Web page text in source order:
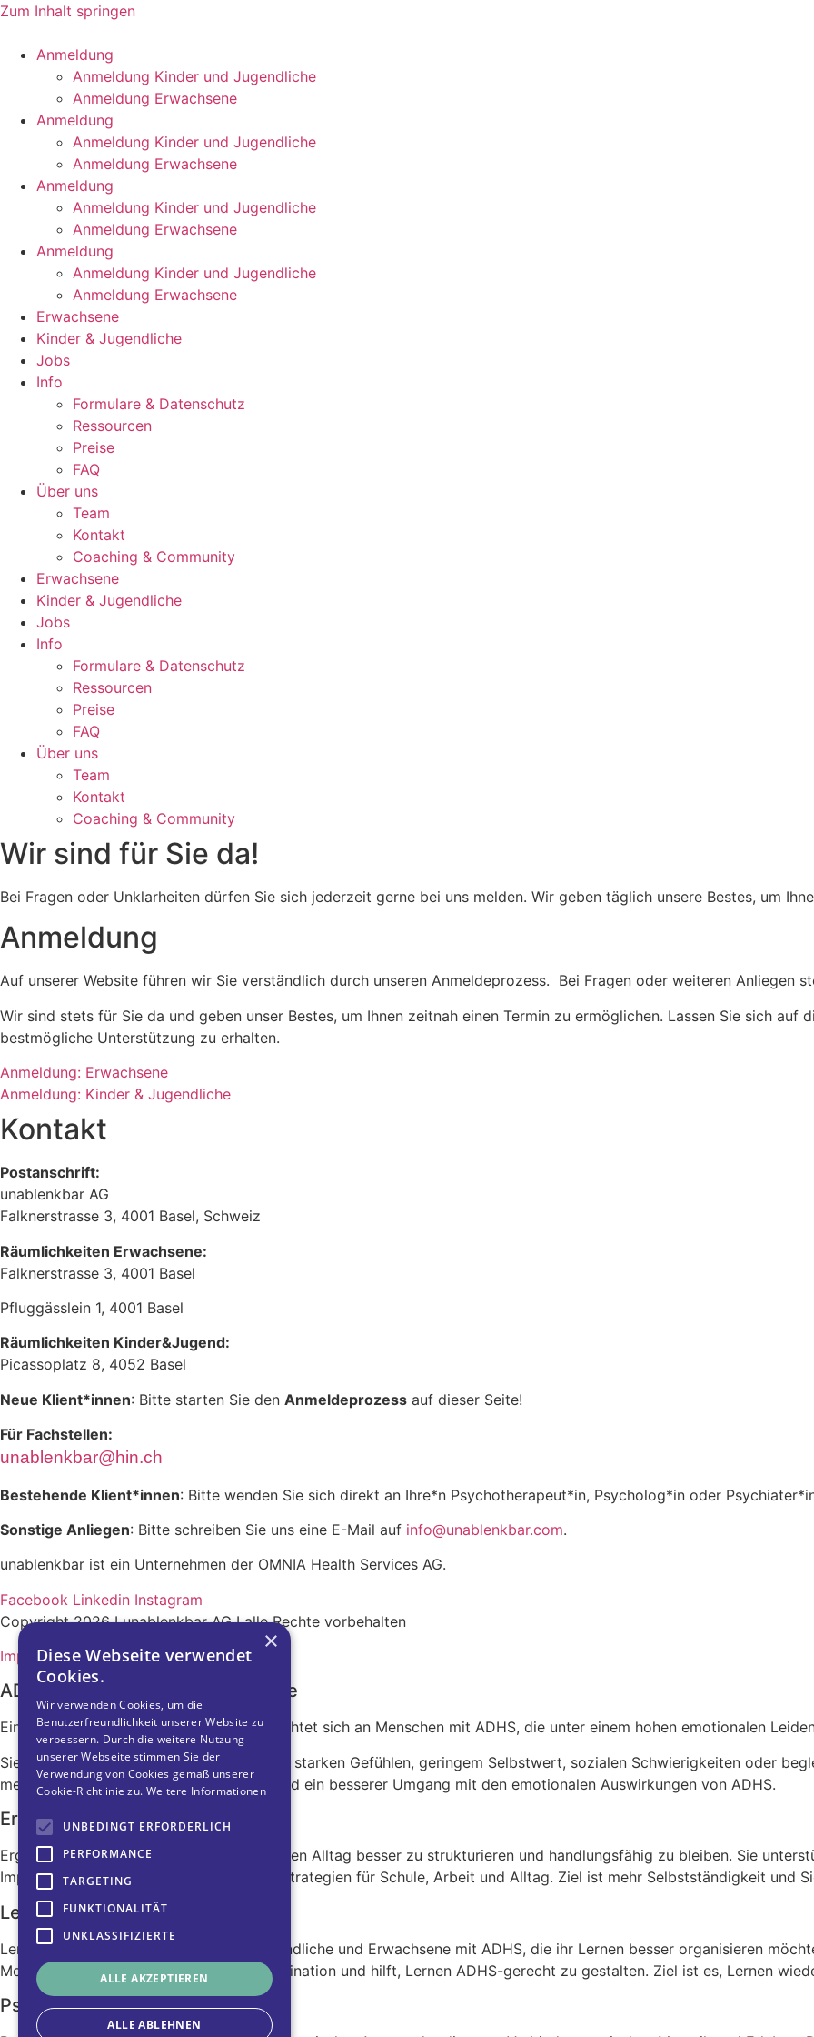
Zum Inhalt springen
Anmeldung
Anmeldung Kinder und Jugendliche
Anmeldung Erwachsene
Anmeldung
Anmeldung Kinder und Jugendliche
Anmeldung Erwachsene
Anmeldung
Anmeldung Kinder und Jugendliche
Anmeldung Erwachsene
Anmeldung
Anmeldung Kinder und Jugendliche
Anmeldung Erwachsene
Erwachsene
Kinder & Jugendliche
Jobs
Info
Formulare & Datenschutz
Ressourcen
Preise
FAQ
Über uns
Team
Kontakt
Coaching & Community
Erwachsene
Kinder & Jugendliche
Jobs
Info
Formulare & Datenschutz
Ressourcen
Preise
FAQ
Über uns
Team
Kontakt
Coaching & Community
Wir sind für Sie da!
Bei Fragen oder Unklarheiten dürfen Sie sich jederzeit gerne bei uns melden. Wir geben täglich unsere Bestes, um
Anmeldung
Auf unserer Website führen wir Sie verständlich durch unseren Anmeldeprozess. Bei Fragen oder weiteren Anliegen
Wir sind stets für Sie da und geben unser Bestes, um Ihnen zeitnah einen Termin zu ermöglichen. Lassen Sie sich auf
bestmögliche Unterstützung zu erhalten.
Anmeldung: Erwachsene
Anmeldung: Kinder & Jugendliche
Kontakt
Postanschrift:
unablenkbar AG
Falknerstrasse 3, 4001 Basel, Schweiz
Räumlichkeiten Erwachsene:
Falknerstrasse 3, 4001 Basel
Pfluggässlein 1, 4001 Basel
Räumlichkeiten Kinder&Jugend:
Picassoplatz 8, 4052 Basel
Neue Klient*innen: Bitte starten Sie den Anmeldeprozess auf dieser Seite!
Für Fachstellen:
unablenkbar@hin.ch
Bestehende Klient*innen: Bitte wenden Sie sich direkt an Ihre*n Psychotherapeut*in, Psycholog*in oder
Sonstige Anliegen: Bitte schreiben Sie uns eine E-Mail auf info@unablenkbar.com.
unablenkbar ist ein Unternehmen der OMNIA Health Services AG.
Facebook Linkedin Instagram
Copyright 2026 I unablenkbar AG I alle Rechte vorbehalten
Impressum
ADHS-spezifische Psychotherapie
Eine ADHS-spezifische Psychotherapie richtet sich an Menschen mit ADHS, die unter einem hohen emotionalen
Sie hilft beim Umgang mit Überforderung, starken Gefühlen, geringem Selbstwert, sozialen Schwierigkeiten oder
mehr innere Stabilität, Selbstakzeptanz und ein besserer Umgang mit den emotionalen Auswirkungen von ADHS.
Ergotherapie
Ergotherapie hilft Menschen mit ADHS, ihren Alltag besser zu strukturieren und handlungsfähig zu bleiben. Sie
Impulskontrolle und entwickelt konkrete Strategien für Schule, Arbeit und Alltag. Ziel ist mehr Selbstständigkeit und
Lerncoaching
Lerncoaching richtet sich an Kinder, Jugendliche und Erwachsene mit ADHS, die ihr Lernen besser organisieren
Motivation, Zeitmanagement und Prokrastination und hilft, Lernen ADHS-gerecht zu gestalten. Ziel ist es, Lernen
Psychomotorik
×
Diese Webseite verwendet
Cookies.
Wir verwenden Cookies, um die
Benutzerfreundlichkeit unserer Website zu
verbessern. Durch die weitere Nutzung
unserer Webseite stimmen Sie der
Verwendung von Cookies gemäß unserer
Cookie-Richtlinie zu. Weitere Informationen
UNBEDINGT ERFORDERLICH
PERFORMANCE
TARGETING
FUNKTIONALITÄT
UNKLASSIFIZIERTE
ALLE AKZEPTIEREN
ALLE ABLEHNEN